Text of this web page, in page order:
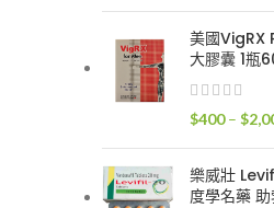
美國VigRX
大膠囊 1瓶
$400 – $
樂威壯
度學名藥